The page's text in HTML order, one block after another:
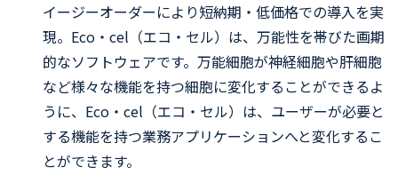
イージーオーダーにより短納期・低価格での導入を実
現。Eco・cel（エコ・セル）は、万能性を帯びた画期
的なソフトウェアです。万能細胞が神経細胞や肝細胞
など様々な機能を持つ細胞に変化することができるよ
うに、Eco・cel（エコ・セル）は、ユーザーが必要と
する機能を持つ業務アプリケーションへと変化するこ
とができます。